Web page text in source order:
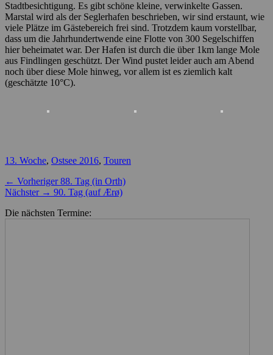
Stadtbesichtigung. Es gibt schöne kleine, verwinkelte Gassen.
Marstal wird als der Seglerhafen beschrieben, wir sind erstaunt, wie
viele Plätze im Gästebereich frei sind. Trotzdem kaum vorstellbar,
dass um die Jahrhundertwende eine Flotte von 300 Segelschiffen
hier beheimatet war. Der Hafen ist durch die über 1km lange Mole
aus Findlingen geschützt. Der Wind pustet leider auch am Abend
noch über diese Mole hinweg, vor allem ist es ziemlich kalt
(geschätzte 10°C).
Kategorien
13. Woche, Ostsee 2016, Touren
Beitragsnavigation
← Vorheriger Vorheriger
Beitrag:
88. Tag (in Orth)
Nächster → Nächster
90. Tag (auf Ærø)
Die nächsten Termine: